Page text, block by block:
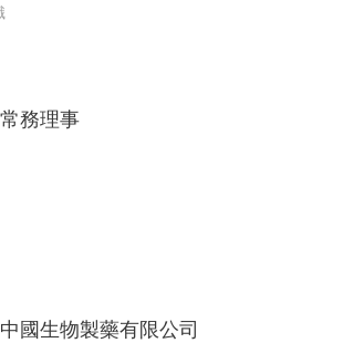
務理事
國生物製藥有限公司